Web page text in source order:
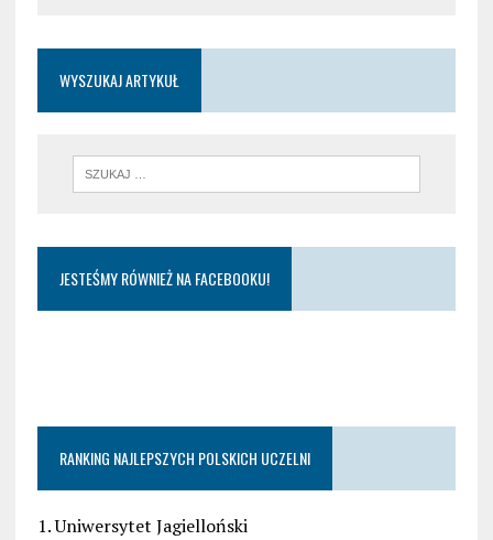
WYSZUKAJ ARTYKUŁ
JESTEŚMY RÓWNIEŻ NA FACEBOOKU!
RANKING NAJLEPSZYCH POLSKICH UCZELNI
1. Uniwersytet Jagielloński